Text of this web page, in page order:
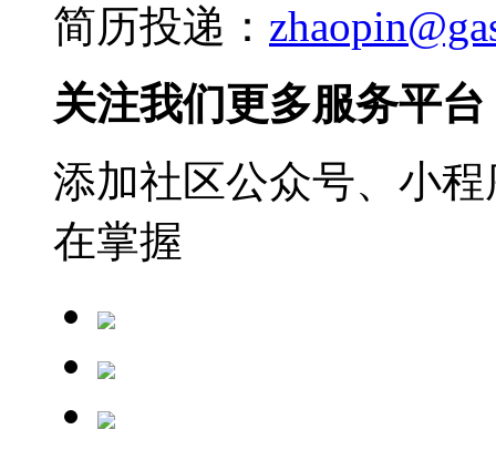
简历投递：
关注我们更多服务平台
添加社区公众号、小
在掌握